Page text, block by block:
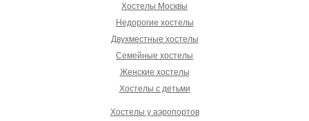
Хостелы Москвы
Недорогие хостелы
Двухместные хостелы
Семейные хостелы
Женские хостелы
Хостелы с детьми
Хостелы у аэропортов